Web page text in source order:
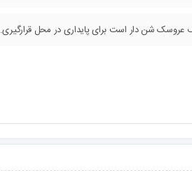
عروسک شن دار است برای پایداری در محل قرارگیری.